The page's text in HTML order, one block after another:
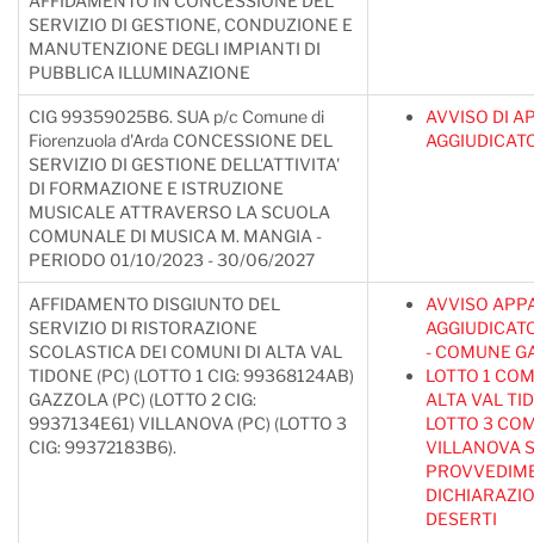
SERVIZIO DI GESTIONE, CONDUZIONE E
MANUTENZIONE DEGLI IMPIANTI DI
PUBBLICA ILLUMINAZIONE
CIG 99359025B6. SUA p/c Comune di
Fiorenzuola d'Arda CONCESSIONE DEL
SERVIZIO DI GESTIONE DELL'ATTIVITA'
DI FORMAZIONE E ISTRUZIONE
MUSICALE ATTRAVERSO LA SCUOLA
COMUNALE DI MUSICA M. MANGIA -
PERIODO 01/10/2023 - 30/06/2027
AVVISO DI
AFFIDAMENTO DISGIUNTO DEL
SERVIZIO DI RISTORAZIONE
SCOLASTICA DEI COMUNI DI ALTA VAL
TIDONE (PC) (LOTTO 1 CIG: 99368124AB)
GAZZOLA (PC) (LOTTO 2 CIG:
9937134E61) VILLANOVA (PC) (LOTTO 3
CIG: 99372183B6).
AVVISO
- COMUNE
LOTTO 1
ALTA VAL
LOTTO 3
VILLANOVA
DESERTI